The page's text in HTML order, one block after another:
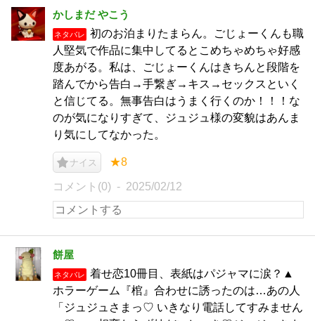
かしまだ やこう
ネタバレ
初のお泊まりたまらん。ごじょーくんも職
人堅気で作品に集中してるとこめちゃめちゃ好感
度あがる。私は、ごじょーくんはきちんと段階を
踏んでから告白→手繋ぎ→キス→セックスといく
と信じてる。無事告白はうまく行くのか！！！な
のが気になりすぎて、ジュジュ様の変貌はあんま
り気にしてなかった。
ナイス ★8
コメント(0) 2025/02/12
餅屋
ネタバレ
着せ恋10冊目、表紙はパジャマに涙？▲
ホラーゲーム『棺』合わせに誘ったのは…あの人
「ジュジュさまっ♡ いきなり電話してすみません